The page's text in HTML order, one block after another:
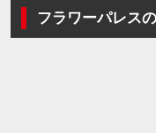
フラワーパレス